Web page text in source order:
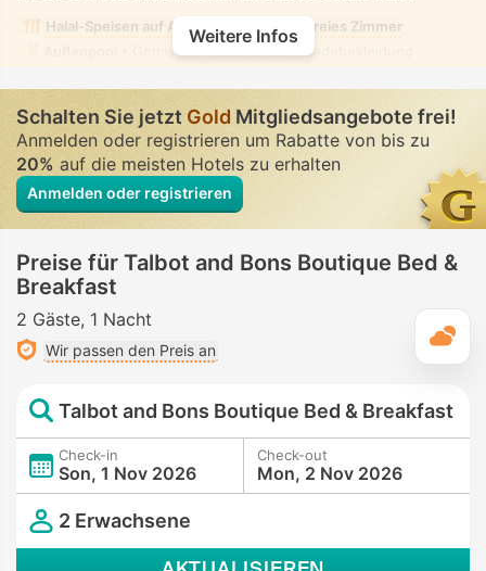
Halal-Speisen auf Anfrage
Alkoholfreies Zimmer
• Gemischt • Bescheidene Badebekleidung
Weitere Infos
Schalten Sie jetztGold Mitgliedsangebote frei!
Anmelden oder registrieren um Rabatte von bis zu
20%auf die meisten Hotels zu erhalten
Anmelden oder registrieren
Preise für Talbot and Bons Boutique Bed &
Breakfast
2 Gäste 1 Nacht
Wir passen den Preis an
Talbot and Bons Boutique Bed & Breakfast
Check-in
Son, 1 Nov 2026
Check-out
Mon, 2 Nov 2026
2 Erwachsene